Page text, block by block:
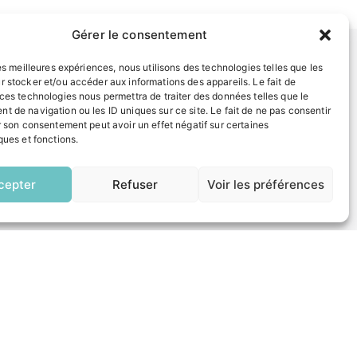
Gérer le consentement
meilleures expériences, nous utilisons des technologies telles que les
stocker et/ou accéder aux informations des appareils. Le fait de
technologies nous permettra de traiter des données telles que le
de navigation ou les ID uniques sur ce site. Le fait de ne pas consentir
son consentement peut avoir un effet négatif sur certaines
et fonctions.
Refuser Voir les préférences
INFORMATIONS LÉGALES
Mentions légales
Politique de confidentialité
Plan du site
ESPACE MUNICIPALITÉ